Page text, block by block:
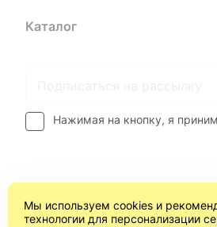
Каталог
Нажимая на кнопку, я
Мы используем cookies и
технологии для персонализации